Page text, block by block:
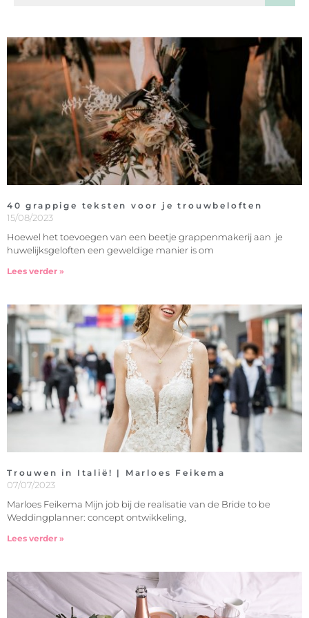
40 grappige teksten voor je trouwbeloften
15/08/2023
Hoewel het toevoegen van een beetje grappenmakerij aan je
huwelijksgeloften een geweldige manier is om
Lees verder »
Trouwen in Italië! | Marloes Feikema
07/07/2023
Marloes Feikema Mijn job bij de realisatie van de Bride to be
Weddingplanner: concept ontwikkeling,
Lees verder »